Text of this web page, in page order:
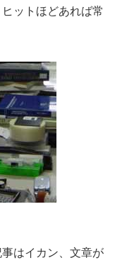
ットほどあれば常
事はイカン、文章が